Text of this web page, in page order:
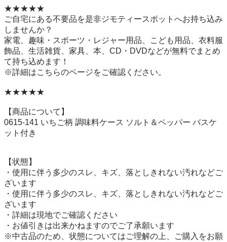
★★★★★
ご自宅にある不要品を是非ジモティースポットへお持ち込み
しませんか？
家電、趣味・スポーツ・レジャー用品、こども用品、衣料服
飾品、生活雑貨、家具、本、CD・DVDなどが無料でまとめ
て持ち込めます！
※詳細はこちらのページをご確認ください。
★★★★★
【商品について】
0615-141 いちご柄 調味料ケース ソルト＆ペッパー バスケ
ット付き
【状態】
・使用に伴う多少のスレ、キズ、落としきれない汚れなどご
ざいます
・使用に伴う多少のスレ、キズ、落としきれない汚れなどご
ざいます
・詳細は現地でご確認ください
・お値引きは出来かねますのでご了承願います
※中古品のため、状態についてはご理解の上、ご購入をお願